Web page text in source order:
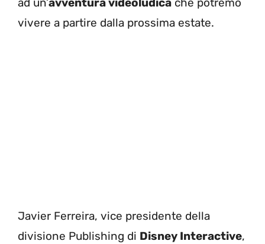
vivere a partire dalla prossima estate.
Javier Ferreira, vice presidente della
divisione Publishing di Disney Interactive,